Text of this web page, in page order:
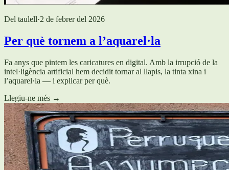
Del taulell·2 de febrer del 2026
Per què tornem a l’aquarel·la
Fa anys que pintem les caricatures en digital. Amb la irrupció de la
intel·ligència artificial hem decidit tornar al llapis, la tinta xina i
l’aquarel·la — i explicar per què.
Llegiu-ne més →